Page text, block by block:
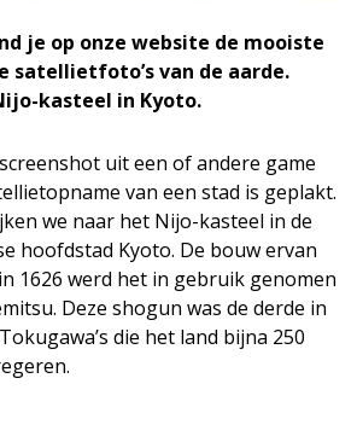
je op onze website de mooiste
satellietfoto’s van de aarde.
kasteel in Kyoto.
uit een of andere game
van een stad is geplakt.
we naar het Nijo-kasteel in de
hoofdstad Kyoto. De bouw ervan
1626 werd het in gebruik genomen
Deze shogun was de derde in
die het land bijna 250